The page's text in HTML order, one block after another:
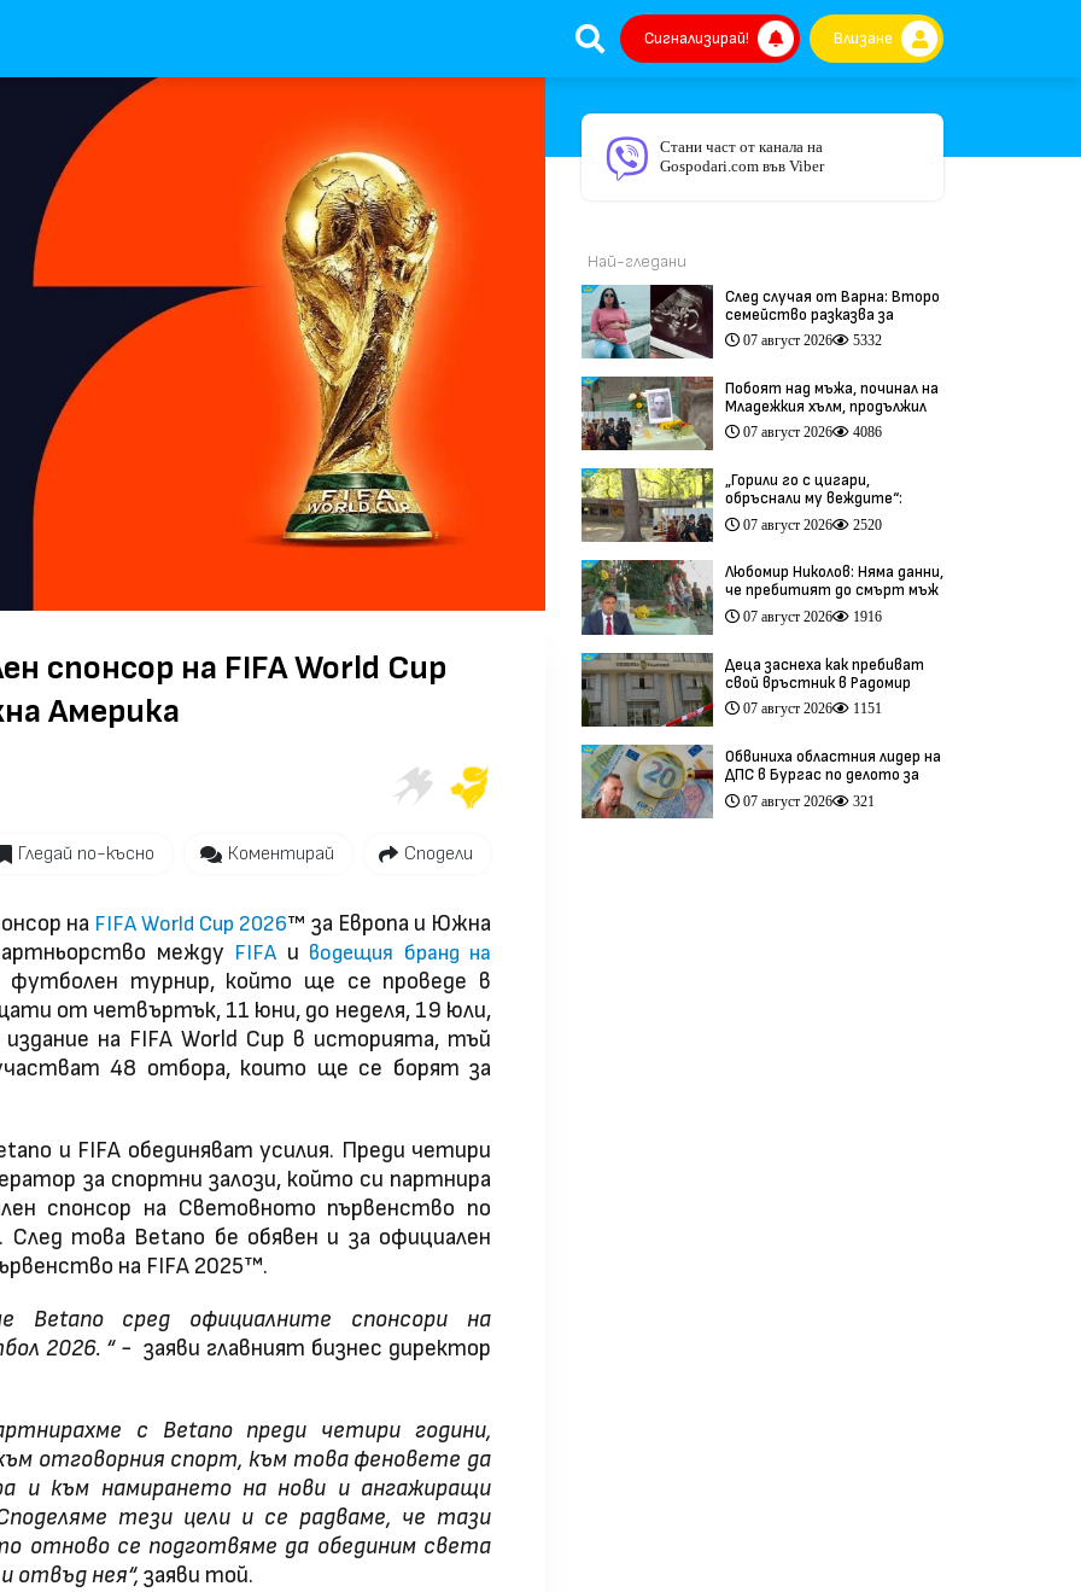
Сигнализирай! Влизане
спонсор на FIFA World Cup
Америка
Гледай по-късно Коментирай Сподели
на FIFA World Cup 2026™ за Европа и Южна
между FIFA и водещия бранд на
футболен турнир, който ще се проведе в
от четвъртък, 11 юни, до неделя, 19 юли,
на FIFA World Cup в историята, тъй
48 отбора, които ще се борят за
и FIFA обединяват усилия. Преди четири
за спортни залози, който си партнира
спонсор на Световното първенство по
това Betano бе обявен и за официален
на FIFA 2025™.
Betano сред официалните спонсори на
2026. “ - заяви главният бизнес директор
с Betano преди четири години,
отговорния спорт, към това феновете да
и към намирането на нови и ангажиращи
тези цели и се радваме, че тази
отново се подготвяме да обединим света
отвъд нея“, заяви той.
Стани част от канала на
Gospodari.com във Viber
Най-гледани
След случая от Варна: Второ
семейство разказва за
трагедия след бременност
при същия лекар (видео)
07 август 2026 5332
Побоят над мъжа, починал на
Младежкия хълм, продължил
повече от час (видео)
07 август 2026 4086
„Горили го с цигари,
обръснали му веждите“:
Побойниците от Пловдив
остават в ареста (видео)
07 август 2026 2520
Любомир Николов: Няма данни,
че пребитият до смърт мъж
в Пловдив е бил педофил
(видео)
07 август 2026 1916
Деца заснеха как пребиват
свой връстник в Радомир
(видео)07 август 2026 1151
Обвиниха областния лидер на
ДПС в Бургас по делото за
схемата във ВиК
07 август 2026 321